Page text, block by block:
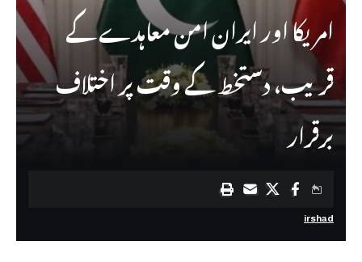
امریکا اور ایران امن معاہدے کے
قریب، دستخط کے وقت پر اختلاف
برقرار
irshad